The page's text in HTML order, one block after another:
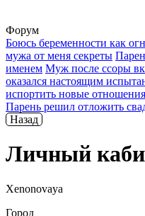
Форум
Боюсь беременности как
мужа от меня секреты
именем Муж после ссоры
оказался настоящим
испортить новые отношения
Парень решил отложить
Назад
Личный
Xenonovaya
Город